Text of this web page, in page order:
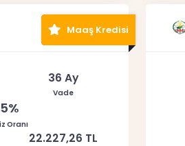
Maaş Kredisi
36 Ay
Vade
5%
Oranı
22.227,26 TL